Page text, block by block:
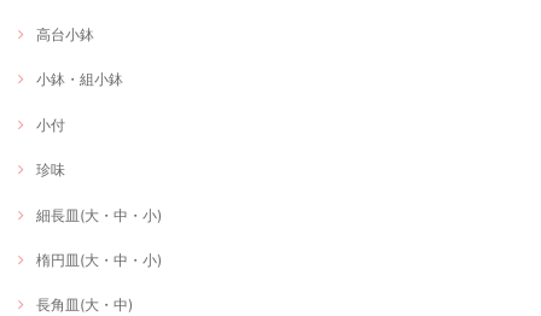
高台小鉢
小鉢・組小鉢
小付
珍味
細長皿(大・中・小)
楕円皿(大・中・小)
長角皿(大・中)